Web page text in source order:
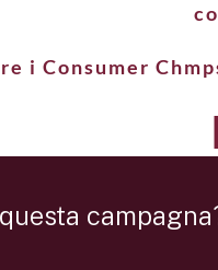
i Consumer